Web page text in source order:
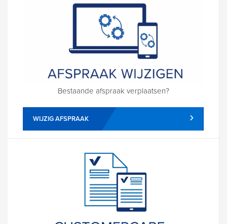
Bestaande afspraak verplaatsen?
WIJZIG AFSPRAAK